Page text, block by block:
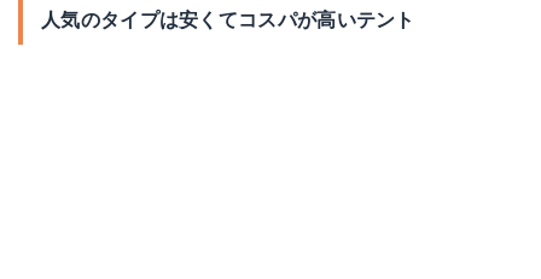
人気のタイプは安くてコスパが高いテント